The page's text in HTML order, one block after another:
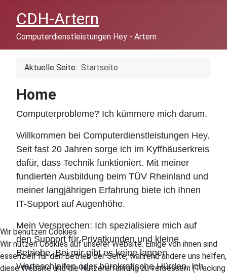
CDH-Artern
Computerdienstleistungen Hey - Artern
Aktuelle Seite: Startseite
Home
Computerprobleme? Ich kümmere mich darum.
Willkommen bei Computerdienstleistungen Hey.
Seit fast 20 Jahren sorge ich im Kyffhäuserkreis
dafür, dass Technik funktioniert. Mit meiner
fundierten Ausbildung beim TÜV Rheinland und
meiner langjährigen Erfahrung biete ich Ihnen
IT-Support auf Augenhöhe.
Mein Versprechen: Ich spezialisiere mich auf
den Support für Privatkunden und kleine
Betriebe. Bei mir gibt es keine langen
Warteschleifen oder bürokratische Hürden. Ich
Wir benutzen Cookies
Wir nutzen Cookies auf unserer Website. Einige von ihnen sind
essenziell für den Betrieb der Seite, während andere uns helfen,
diese Website und die Nutzererfahrung zu verbessern (Tracking